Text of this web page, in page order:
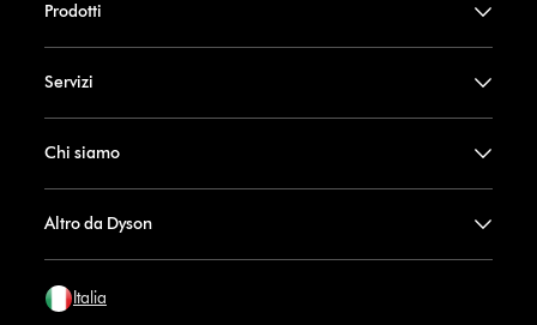
Prodotti
Servizi
Chi siamo
Altro da Dyson
Italia